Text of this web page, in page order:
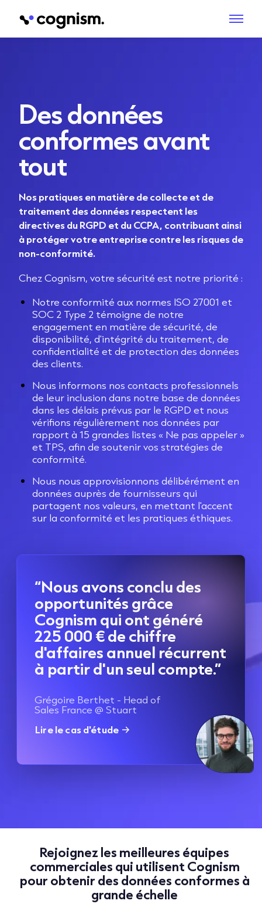
Des données
conformes avant
tout
Nos pratiques en matière de collecte et de
traitement des données respectent les
directives du RGPD et du CCPA, contribuant ainsi
à protéger votre entreprise contre les risques de
non-conformité.
Chez Cognism, votre sécurité est notre priorité :
Notre conformité aux normes ISO 27001 et
SOC 2 Type 2 témoigne de notre
engagement en matière de sécurité, de
disponibilité, d'intégrité du traitement, de
confidentialité et de protection des données
des clients.
Nous informons nos contacts professionnels
de leur inclusion dans notre base de données
dans les délais prévus par le RGPD et nous
vérifions régulièrement nos données par
rapport à 15 grandes listes « Ne pas appeler »
et TPS, afin de soutenir vos stratégies de
conformité.
Nous nous approvisionnons délibérément en
données auprès de fournisseurs qui
partagent nos valeurs, en mettant l'accent
sur la conformité et les pratiques éthiques.
“Nous avons conclu des
opportunités grâce
Cognism qui ont généré
225 000 € de chiffre
d'affaires annuel récurrent
à partir d'un seul compte.”
Grégoire Berthet - Head of
Sales France @ Stuart
Lire le cas d'étude
Rejoignez les meilleures équipes
commerciales qui utilisent Cognism
pour obtenir des données conformes à
grande échelle